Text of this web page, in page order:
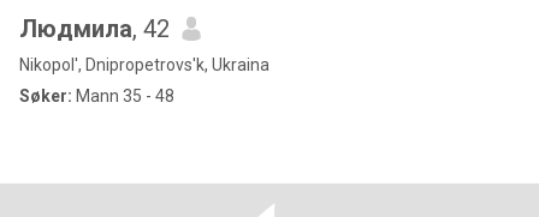
Людмила, 42
Nikopol', Dnipropetrovs'k, Ukraina
Søker: Mann 35 - 48